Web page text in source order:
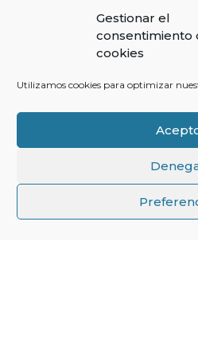
Gestionar el
consentimiento
cookies
Utilizamos cookies para optimizar